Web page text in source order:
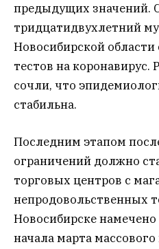
предыдущих значений.
тридцатидвухлетний
Новосибирской области
тестов на коронавирус.
сочли, что
стабильна.
Последним этапом
ограничений должно
торговых центров с
непродовольственных
Новосибирске
начала марта